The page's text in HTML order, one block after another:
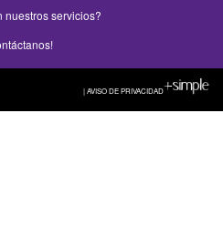
nuestros servicios?
| AVISO DE PRIVACIDAD